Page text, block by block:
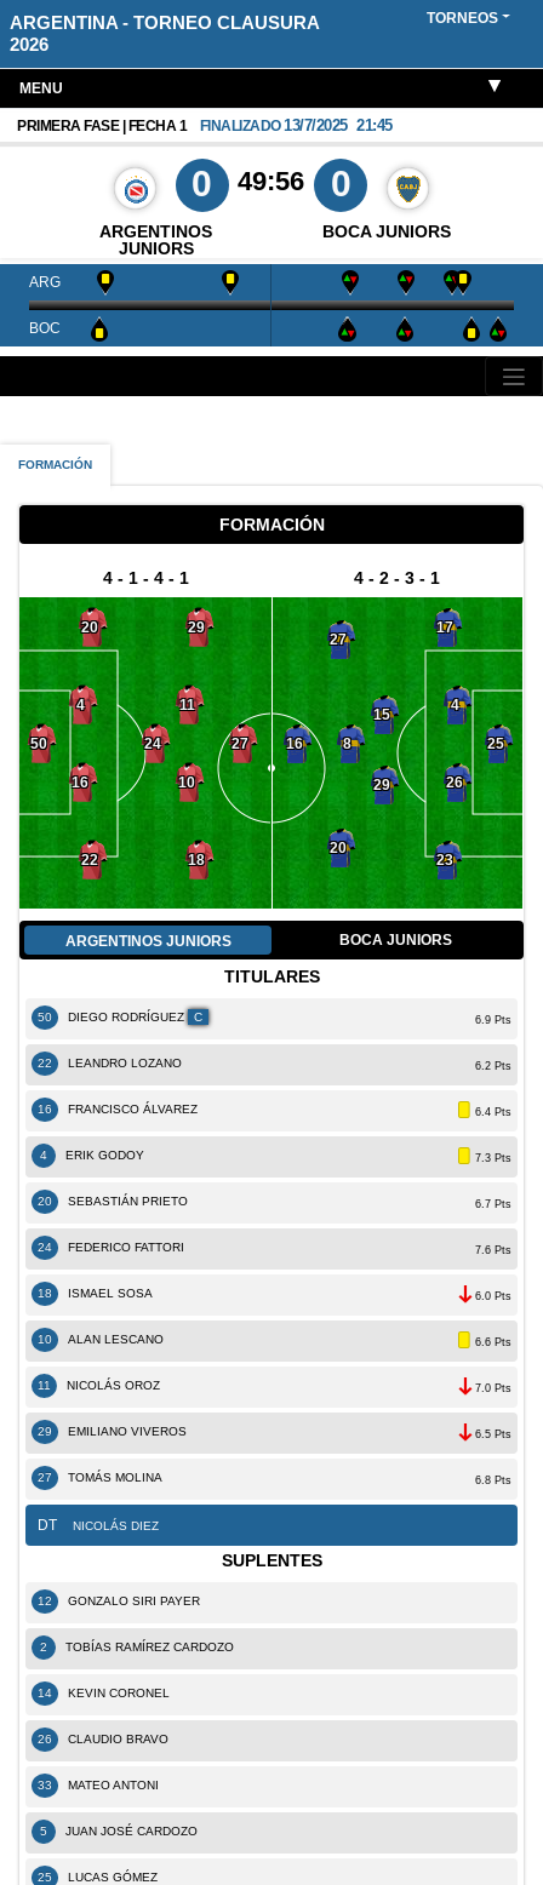
ARGENTINA - TORNEO CLAUSURA
2026
TORNEOS
MENU
PRIMERA FASE | FECHA 1 FINALIZADO13/7/2025 21:45
ARGENTINOS
JUNIORS
0 49:56 0
BOCA JUNIORS
ARG
BOC
FORMACIÓN
FORMACIÓN
4 - 1 - 4 - 1
50
20
4
16
22
24
29
11
10
18
27
4 - 2 - 3 - 1
25
17
4
26
23
15
29
27
8
20
16
ARGENTINOS JUNIORS BOCA JUNIORS
TITULARES
50 DIEGO RODRÍGUEZ C 6.9 Pts
22 LEANDRO LOZANO 6.2 Pts
16 FRANCISCO ÁLVAREZ 6.4 Pts
4 ERIK GODOY 7.3 Pts
20 SEBASTIÁN PRIETO 6.7 Pts
24 FEDERICO FATTORI 7.6 Pts
18 ISMAEL SOSA 6.0 Pts
10 ALAN LESCANO 6.6 Pts
11 NICOLÁS OROZ 7.0 Pts
29 EMILIANO VIVEROS 6.5 Pts
27 TOMÁS MOLINA 6.8 Pts
DT NICOLÁS DIEZ
SUPLENTES
12 GONZALO SIRI PAYER
2 TOBÍAS RAMÍREZ CARDOZO
14 KEVIN CORONEL
26 CLAUDIO BRAVO
33 MATEO ANTONI
5 JUAN JOSÉ CARDOZO
25 LUCAS GÓMEZ